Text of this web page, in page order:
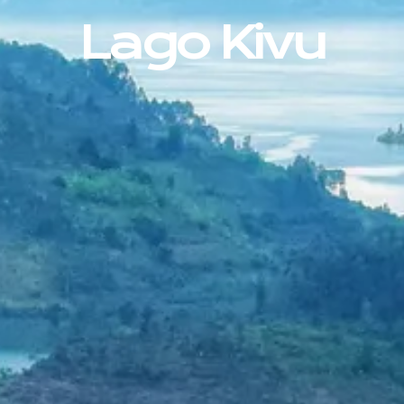
Lago Kivu